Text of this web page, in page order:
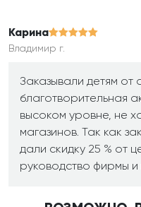
Карина
Владимир г.
Заказывали детям от
благотворительная
высоком уровне, не
магазинов. Так как
дали скидку 25 % от
руководство фирмы